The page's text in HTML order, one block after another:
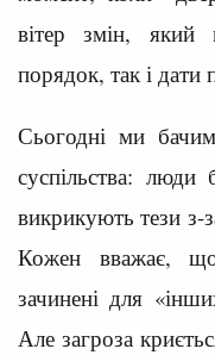
вітер змін, який
порядок, так і
Сьогодні ми
суспільства:
викрикують тези з-
Кожен вважає,
зачинені для
Але загроза